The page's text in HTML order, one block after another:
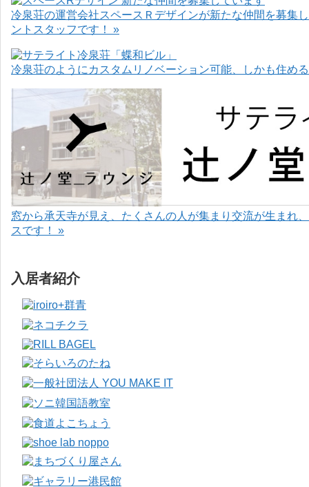
冷泉荘の運営会社スペースＲデザインが新たな仲間を募集
ントスタッフです！ »
冷泉荘のようにカスタムリノベーション可能、しかも住め
窓から承天寺が見え、たくさんの人が集まり交流が生まれ
スです！ »
入居者紹介